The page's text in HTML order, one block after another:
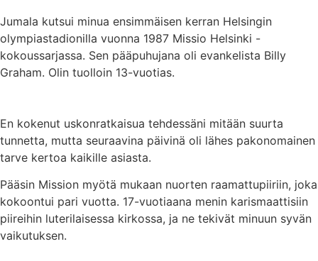
Jumala kutsui minua ensimmäisen kerran Helsingin
olympiastadionilla vuonna 1987 Missio Helsinki -
kokoussarjassa. Sen pääpuhujana oli evankelista Billy
Graham. Olin tuolloin 13-vuotias.
En kokenut uskonratkaisua tehdessäni mitään suurta
tunnetta, mutta seuraavina päivinä oli lähes pakonomainen
tarve kertoa kaikille asiasta.
Pääsin Mission myötä mukaan nuorten raamattupiiriin, joka
kokoontui pari vuotta. 17-vuotiaana menin karismaattisiin
piireihin luterilaisessa kirkossa, ja ne tekivät minuun syvän
vaikutuksen.